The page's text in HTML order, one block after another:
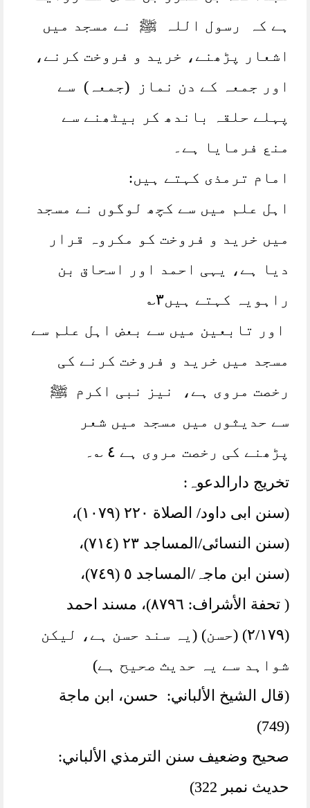
ہے کہ رسول اللہ ﷺ نے مسجد میں
اشعار پڑھنے، خرید و فروخت کرنے،
اور جمعہ کے دن نماز (جمعہ) سے
پہلے حلقہ باندھ کر بیٹھنے سے
منع فرمایا ہے۔
امام ترمذی کہتے ہیں:
اہل علم میں سے کچھ لوگوں نے مسجد
میں خرید و فروخت کو مکروہ قرار
دیا ہے، یہی احمد اور اسحاق بن
راہویہ کہتے ہیں٣؎
اور تابعین میں سے بعض اہل علم سے
مسجد میں خرید و فروخت کرنے کی
رخصت مروی ہے، نیز نبی اکرم ﷺ
سے حدیثوں میں مسجد میں شعر
پڑھنے کی رخصت مروی ہے ٤ ؎۔
تخریج دارالدعوہ:
(سنن ابی داود/ الصلاة ٢٢٠ (١٠٧٩)،
(سنن النسائی/المساجد ٢٣ (٧١٤)،
(سنن ابن ماجہ/المساجد ٥ (٧٤٩)،
( تحفة الأشراف: ٨٧٩٦)، مسند احمد
(٢/١٧٩) (حسن) (یہ سند حسن ہے، لیکن
شواہد سے یہ حدیث صحیح ہے)
(قال الشيخ الألباني: حسن، ابن ماجة
(749)
صحيح وضعيف سنن الترمذي الألباني:
حديث نمبر 322)